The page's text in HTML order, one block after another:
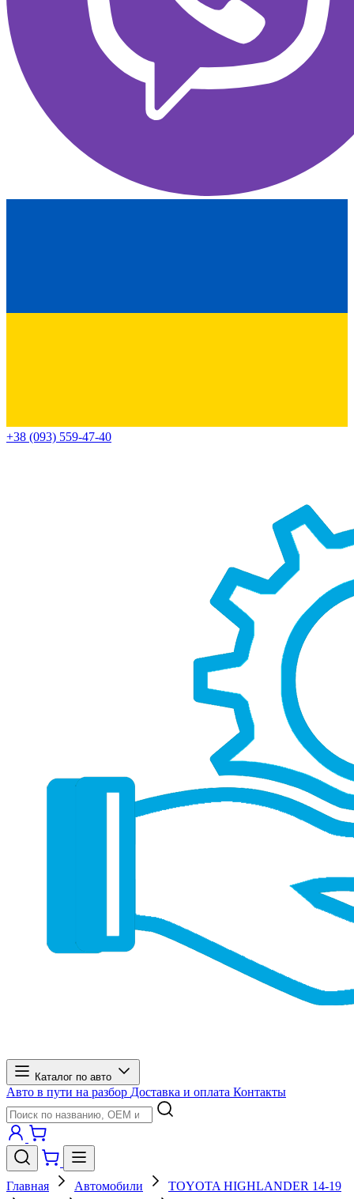
+38 (093) 559-47-40
Каталог по авто
Авто в пути на разбор Доставка и оплата Контакты
Главная Автомобили
TOYOTA HIGHLANDER 14-19